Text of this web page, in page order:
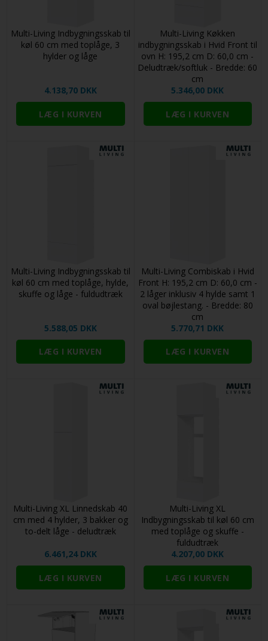
Multi-Living Indbygningsskab til
køl 60 cm med toplåge, 3
hylder og låge
4.138,70 DKK
Multi-Living Køkken
indbygningsskab i Hvid Front til
ovn H: 195,2 cm D: 60,0 cm -
Deludtræk/softluk - Bredde: 60
cm
5.346,00 DKK
Multi-Living Indbygningsskab til
køl 60 cm med toplåge, hylde,
skuffe og låge - fuldudtræk
5.588,05 DKK
Multi-Living Combiskab i Hvid
Front H: 195,2 cm D: 60,0 cm -
2 låger inklusiv 4 hylde samt 1
oval bøjlestang. - Bredde: 80
cm
5.770,71 DKK
Multi-Living XL Linnedskab 40
cm med 4 hylder, 3 bakker og
to-delt låge - deludtræk
6.461,24 DKK
Multi-Living XL
Indbygningsskab til køl 60 cm
med toplåge og skuffe -
fuldudtræk
4.207,00 DKK